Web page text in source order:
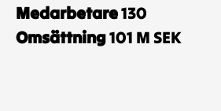
Medarbetare130
Omsättning101 M SEK